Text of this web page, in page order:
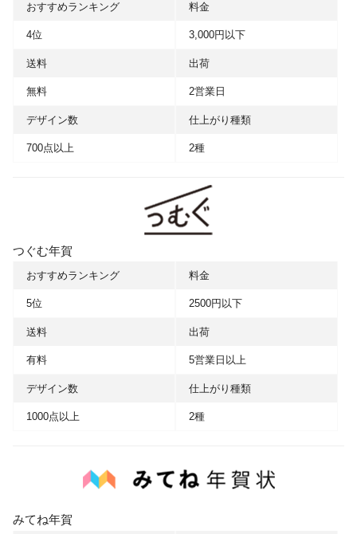
おすすめランキング
4位
料金
3,000円以下
送料
無料
出荷
2営業日
デザイン数
700点以上
仕上がり種類
2種
つぐむ年賀
おすすめランキング
5位
料金
2500円以下
送料
有料
出荷
5営業日以上
デザイン数
1000点以上
仕上がり種類
2種
みてね年賀